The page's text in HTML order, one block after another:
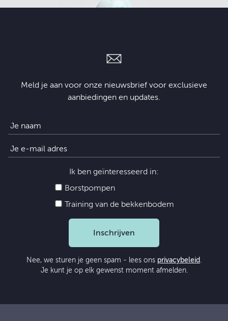
Meld je aan voor onze nieuwsbrief voor exclusieve
aanbiedingen en updates.
Ik ben geïnteresseerd in:
Borstpompen
Training van de bekkenbodem
Inschrijven
Nee, we sturen je geen spam - lees ons privacybeleid .
Je kunt je op elk gewenst moment afmelden.